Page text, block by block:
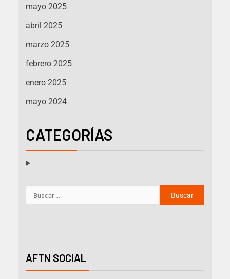
mayo 2025
abril 2025
marzo 2025
febrero 2025
enero 2025
mayo 2024
CATEGORÍAS
AFTN SOCIAL